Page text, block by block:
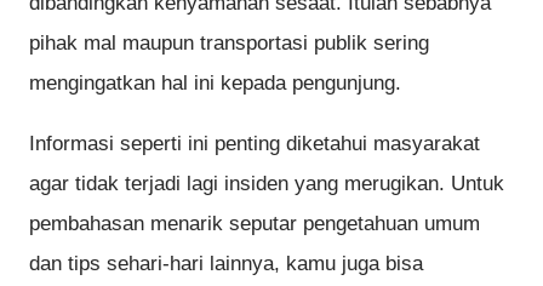
pihak mal maupun transportasi publik sering
mengingatkan hal ini kepada pengunjung.
Informasi seperti ini penting diketahui masyarakat
agar tidak terjadi lagi insiden yang merugikan. Untuk
pembahasan menarik seputar pengetahuan umum
dan tips sehari-hari lainnya, kamu juga bisa